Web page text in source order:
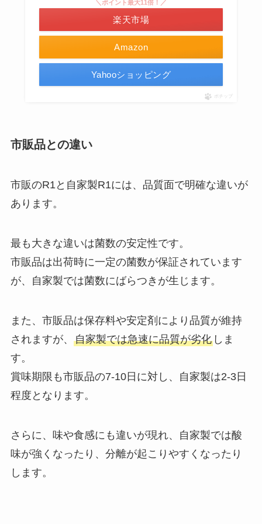
Amazon
＼ポイント最大11倍！／
楽天市場
Yahooショッピング
ポチップ
市販品との違い
市販のR1と自家製R1には、品質面で明確な違いが
あります。
最も大きな違いは菌数の安定性です。
市販品は出荷時に一定の菌数が保証されています
が、自家製では菌数にばらつきが生じます。
また、市販品は保存料や安定剤により品質が維持
されますが、 自家製では急速に品質が劣化しま
す。
賞味期限も市販品の7-10日に対し、自家製は2-3日
程度となります。
さらに、味や食感にも違いが現れ、自家製では酸
味が強くなったり、分離が起こりやすくなったり
します。